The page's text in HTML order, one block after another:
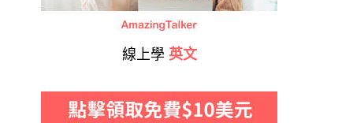
線上學 英文